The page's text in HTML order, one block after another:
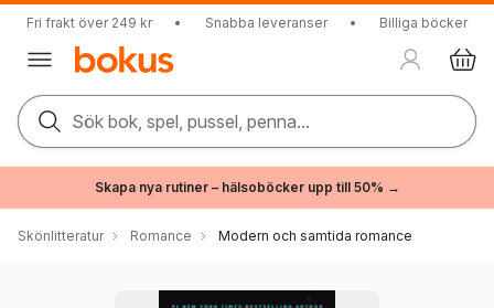
Fri frakt över 249 kr • Snabba leveranser • Billiga böcker
Sök bok, spel, pussel, penna...
Skapa nya rutiner – hälsoböcker upp till 50% →
Skönlitteratur Romance Modern och samtida romance